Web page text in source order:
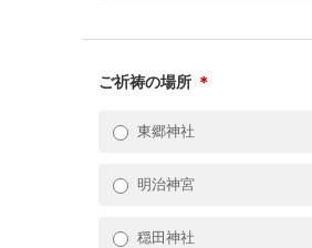
ご祈祷の場所 ＊
東郷神社
明治神宮
穏田神社